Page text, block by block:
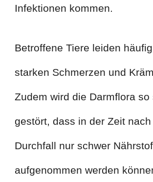
Infektionen kommen.
Betroffene Tiere leiden
starken Schmerzen und
Zudem wird die Darmflora so
gestört, dass in der Zeit nach
Durchfall nur schwer
aufgenommen werden